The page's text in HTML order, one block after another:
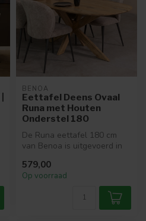
BENOA
Eettafel Deens Ovaal
Runa met Houten
Onderstel 180
De Runa eettafel 180 cm
van Benoa is uitgevoerd in
ste...
579,00
Op voorraad